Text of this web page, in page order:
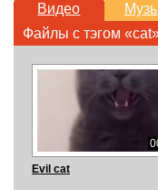
Видео
Файлы с тэгом
Evil cat